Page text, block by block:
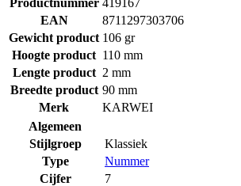
EAN
8711297303706
Gewicht product 106 gr
Hoogte product 110 mm
Lengte product 2 mm
Breedte product 90 mm
Merk
KARWEI
Algemeen
Stijlgroep
Klassiek
Type
Nummer
Cijfer
7